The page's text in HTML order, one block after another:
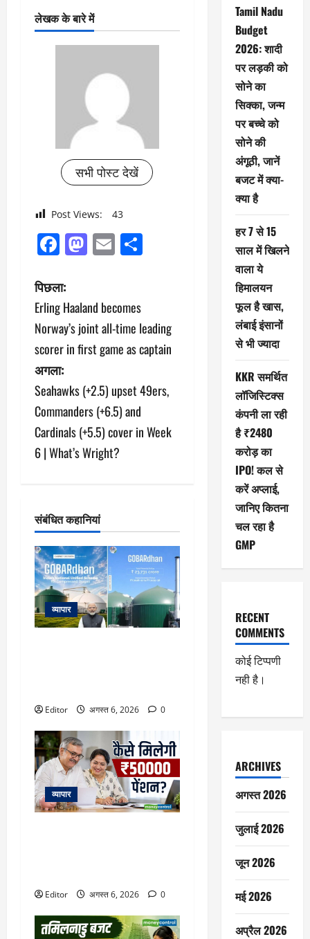
लेखक के बारे में
सभी पोस्ट देखें
Post Views: 43
Facebook
Mastodon
Email
पो
स्ट
ने
वि
गे
श
न
पिछला:
Erling Haaland becomes
Norway’s joint all-time leading
scorer in first game as captain
अगला:
Seahawks (+2.5) upset 49ers,
Commanders (+6.5) and
Cardinals (+5.5) cover in Week
6 | What’s Wright?
संबंधित कहानियां
व्यापार
Editor अगस्त 6, 2026 0
व्यापार
Editor अगस्त 6, 2026 0
Tamil Nadu
Budget
2026: शादी
पर लड़की को
सोने का
सिक्का, जन्म
पर बच्चे को
सोने की
अंगूठी, जानें
बजट में क्या-
क्या है
हर 7 से 15
साल में खिलने
वाला ये
हिमालयन
फूल है खास,
लंबाई इंसानों
से भी ज्यादा
KKR समर्थित
लॉजिस्टिक्स
कंपनी ला रही
है ₹2480
करोड़ का
IPO! कल से
करें अप्लाई,
जानिए कितना
चल रहा है
GMP
RECENT
COMMENTS
कोई टिप्पणी
नही है।
ARCHIVES
अगस्त 2026
जुलाई 2026
जून 2026
मई 2026
अप्रैल 2026